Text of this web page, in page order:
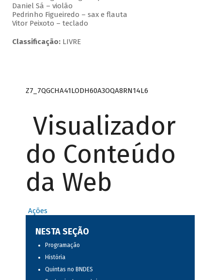
Daniel Sá – violão
Pedrinho Figueiredo – sax e flauta
Vitor Peixoto – teclado
Classificação:LIVRE
Z7_7QGCHA41LODH60A3OQA8RN14L6
Visualizador
do Conteúdo
da Web
Ações
NESTA SEÇÃO
Programação
História
Quintas no BNDES